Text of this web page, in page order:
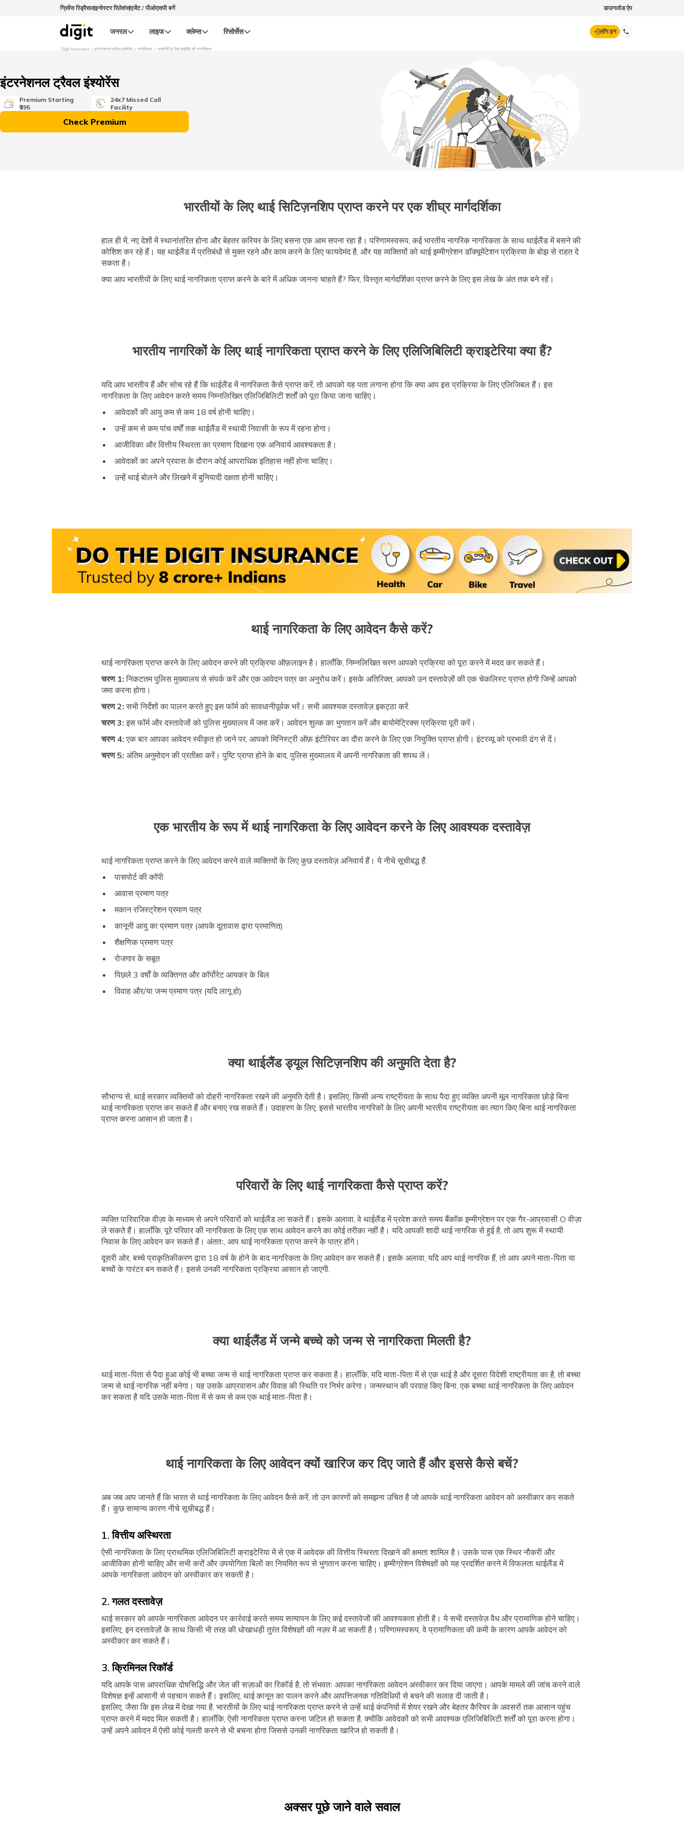
ग्रिवेंस रिड्रैसलइन्वेस्टर रिलेशंसएजेंट / पीओएसपी बनें डाउनलोड ऐप
जनरल लाइफ क्लेम्स रिसोर्सेस लॉग इन
70260 61234
hello@godigit.com
Digit Insurance इंटरनेशनल ट्रैवल इंश्योरेंस नागरिकता भारतीयों के लिए थाईलैंड की नागरिकता
इंटरनेशनल ट्रैवल इंश्योरेंस
Premium Starting
₹395
24x7 Missed Call
Facility
Check Premium
भारतीयों के लिए थाई सिटिज़नशिप प्राप्त करने पर एक शीघ्र मार्गदर्शिका
हाल ही में, नए देशों में स्थानांतरित होना और बेहतर करियर के लिए बसना एक आम सपना रहा है। परिणामस्वरूप, कई भारतीय नागरिक नागरिकता के साथ थाईलैंड में बसने की
कोशिश कर रहे हैं। यह थाईलैंड में प्रतिबंधों से मुक्त रहने और काम करने के लिए फायदेमंद है, और यह व्यक्तियों को थाई इम्मीग्रेशन डॉक्यूमेंटेशन प्रक्रिया के बोझ से राहत दे
सकता है।
क्या आप भारतीयों के लिए थाई नागरिकता प्राप्त करने के बारे में अधिक जानना चाहते हैं? फिर, विस्तृत मार्गदर्शिका प्राप्त करने के लिए इस लेख के अंत तक बने रहें।
भारतीय नागरिकों के लिए थाई नागरिकता प्राप्त करने के लिए एलिजिबिलिटी क्राइटेरिया क्या हैं?
यदि आप भारतीय हैं और सोच रहे हैं कि थाईलैंड में नागरिकता कैसे प्राप्त करें, तो आपको यह पता लगाना होगा कि क्या आप इस प्रक्रिया के लिए एलिजिबल हैं। इस
नागरिकता के लिए आवेदन करते समय निम्नलिखित एलिजिबिलिटी शर्तों को पूरा किया जाना चाहिए।
आवेदकों की आयु कम से कम 18 वर्ष होनी चाहिए।
उन्हें कम से कम पांच वर्षों तक थाईलैंड में स्थायी निवासी के रूप में रहना होगा।
आजीविका और वित्तीय स्थिरता का प्रमाण दिखाना एक अनिवार्य आवश्यकता है।
आवेदकों का अपने प्रवास के दौरान कोई आपराधिक इतिहास नहीं होना चाहिए।
उन्हें थाई बोलने और लिखने में बुनियादी दक्षता होनी चाहिए।
थाई नागरिकता के लिए आवेदन कैसे करें?
थाई नागरिकता प्राप्त करने के लिए आवेदन करने की प्रक्रिया ऑफ़लाइन है। हालाँकि, निम्नलिखित चरण आपको प्रक्रिया को पूरा करने में मदद कर सकते हैं।
चरण 1: निकटतम पुलिस मुख्यालय से संपर्क करें और एक आवेदन पत्र का अनुरोध करें। इसके अतिरिक्त, आपको उन दस्तावेज़ों की एक चेकलिस्ट प्राप्त होगी जिन्हें आपको
जमा करना होगा।
चरण 2:सभी निर्देशों का पालन करते हुए इस फॉर्म को सावधानीपूर्वक भरें। सभी आवश्यक दस्तावेज़ इकट्ठा करें.
चरण 3: इस फॉर्म और दस्तावेजों को पुलिस मुख्यालय में जमा करें। आवेदन शुल्क का भुगतान करें और बायोमेट्रिक्स प्रक्रिया पूरी करें।
चरण 4: एक बार आपका आवेदन स्वीकृत हो जाने पर, आपको मिनिस्ट्री ऑफ़ इंटीरियर का दौरा करने के लिए एक नियुक्ति प्राप्त होगी। इंटरव्यू को प्रभावी ढंग से दें।
चरण 5:अंतिम अनुमोदन की प्रतीक्षा करें। पुष्टि प्राप्त होने के बाद, पुलिस मुख्यालय में अपनी नागरिकता की शपथ लें।
एक भारतीय के रूप में थाई नागरिकता के लिए आवेदन करने के लिए आवश्यक दस्तावेज़
थाई नागरिकता प्राप्त करने के लिए आवेदन करने वाले व्यक्तियों के लिए कुछ दस्तावेज़ अनिवार्य हैं। ये नीचे सूचीबद्ध हैं.
पासपोर्ट की कॉपी
आवास प्रमाण पत्र
मकान रजिस्ट्रेशन प्रमाण पत्र
कानूनी आयु का प्रमाण पत्र (आपके दूतावास द्वारा प्रमाणित)
शैक्षणिक प्रमाण पत्र
रोजगार के सबूत
पिछले 3 वर्षों के व्यक्तिगत और कॉर्पोरेट आयकर के बिल
विवाह और/या जन्म प्रमाण पत्र (यदि लागू हो)
क्या थाईलैंड ड्यूल सिटिज़नशिप की अनुमति देता है?
सौभाग्य से, थाई सरकार व्यक्तियों को दोहरी नागरिकता रखने की अनुमति देती है। इसलिए, किसी अन्य राष्ट्रीयता के साथ पैदा हुए व्यक्ति अपनी मूल नागरिकता छोड़े बिना
थाई नागरिकता प्राप्त कर सकते हैं और बनाए रख सकते हैं। उदाहरण के लिए, इससे भारतीय नागरिकों के लिए अपनी भारतीय राष्ट्रीयता का त्याग किए बिना थाई नागरिकता
प्राप्त करना आसान हो जाता है।
परिवारों के लिए थाई नागरिकता कैसे प्राप्त करें?
व्यक्ति पारिवारिक वीज़ा के माध्यम से अपने परिवारों को थाईलैंड ला सकते हैं। इसके अलावा, वे थाईलैंड में प्रवेश करते समय बैंकॉक इम्मीग्रेशन पर एक गैर-आप्रवासी O वीज़ा
ले सकते हैं। हालाँकि, पूरे परिवार की नागरिकता के लिए एक साथ आवेदन करने का कोई तरीका नहीं है। यदि आपकी शादी थाई नागरिक से हुई है, तो आप शुरू में स्थायी
निवास के लिए आवेदन कर सकते हैं। अंततः, आप थाई नागरिकता प्राप्त करने के पात्र होंगे।
दूसरी ओर, बच्चे प्राकृतिकीकरण द्वारा 18 वर्ष के होने के बाद नागरिकता के लिए आवेदन कर सकते हैं। इसके अलावा, यदि आप थाई नागरिक हैं, तो आप अपने माता-पिता या
बच्चों के गारंटर बन सकते हैं। इससे उनकी नागरिकता प्रक्रिया आसान हो जाएगी.
क्या थाईलैंड में जन्मे बच्चे को जन्म से नागरिकता मिलती है?
थाई माता-पिता से पैदा हुआ कोई भी बच्चा जन्म से थाई नागरिकता प्राप्त कर सकता है। हालाँकि, यदि माता-पिता में से एक थाई है और दूसरा विदेशी राष्ट्रीयता का है, तो बच्चा
जन्म से थाई नागरिक नहीं बनेगा। यह उसके आप्रवासन और विवाह की स्थिति पर निर्भर करेगा। जन्मस्थान की परवाह किए बिना, एक बच्चा थाई नागरिकता के लिए आवेदन
कर सकता है यदि उसके माता-पिता में से कम से कम एक थाई माता-पिता है।
थाई नागरिकता के लिए आवेदन क्यों खारिज कर दिए जाते हैं और इससे कैसे बचें?
अब जब आप जानते हैं कि भारत से थाई नागरिकता के लिए आवेदन कैसे करें, तो उन कारणों को समझना उचित है जो आपके थाई नागरिकता आवेदन को अस्वीकार कर सकते
हैं। कुछ सामान्य कारण नीचे सूचीबद्ध हैं।
1. वित्तीय अस्थिरता
ऐसी नागरिकता के लिए प्राथमिक एलिजिबिलिटी क्राइटेरिया में से एक में आवेदक की वित्तीय स्थिरता दिखाने की क्षमता शामिल है। उसके पास एक स्थिर नौकरी और
आजीविका होनी चाहिए और सभी करों और उपयोगिता बिलों का नियमित रूप से भुगतान करना चाहिए। इम्मीग्रेशन विशेषज्ञों को यह प्रदर्शित करने में विफलता थाईलैंड में
आपके नागरिकता आवेदन को अस्वीकार कर सकती है।
2. गलत दस्तावेज़
थाई सरकार को आपके नागरिकता आवेदन पर कार्रवाई करते समय सत्यापन के लिए कई दस्तावेजों की आवश्यकता होती है। ये सभी दस्तावेज़ वैध और प्रामाणिक होने चाहिए।
इसलिए, इन दस्तावेज़ों के साथ किसी भी तरह की धोखाधड़ी तुरंत विशेषज्ञों की नज़र में आ सकती है। परिणामस्वरूप, वे प्रामाणिकता की कमी के कारण आपके आवेदन को
अस्वीकार कर सकते हैं।
3. क्रिमिनल रिकॉर्ड
यदि आपके पास आपराधिक दोषसिद्धि और जेल की सज़ाओं का रिकॉर्ड है, तो संभवतः आपका नागरिकता आवेदन अस्वीकार कर दिया जाएगा। आपके मामले की जांच करने वाले
विशेषज्ञ इन्हें आसानी से पहचान सकते हैं। इसलिए, थाई कानून का पालन करने और आपत्तिजनक गतिविधियों से बचने की सलाह दी जाती है।
इसलिए, जैसा कि इस लेख में देखा गया है, भारतीयों के लिए थाई नागरिकता प्राप्त करने से उन्हें थाई कंपनियों में शेयर रखने और बेहतर कैरियर के अवसरों तक आसान पहुंच
प्राप्त करने में मदद मिल सकती है। हालाँकि, ऐसी नागरिकता प्राप्त करना जटिल हो सकता है, क्योंकि आवेदकों को सभी आवश्यक एलिजिबिलिटी शर्तों को पूरा करना होगा।
उन्हें अपने आवेदन में ऐसी कोई गलती करने से भी बचना होगा जिससे उनकी नागरिकता खारिज हो सकती है।
अक्सर पूछे जाने वाले सवाल